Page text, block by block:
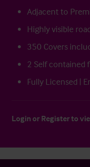
Adjacent to
Highly visible
350 Covers
2 Self contained
Fully Licensed |
Login or Registerto